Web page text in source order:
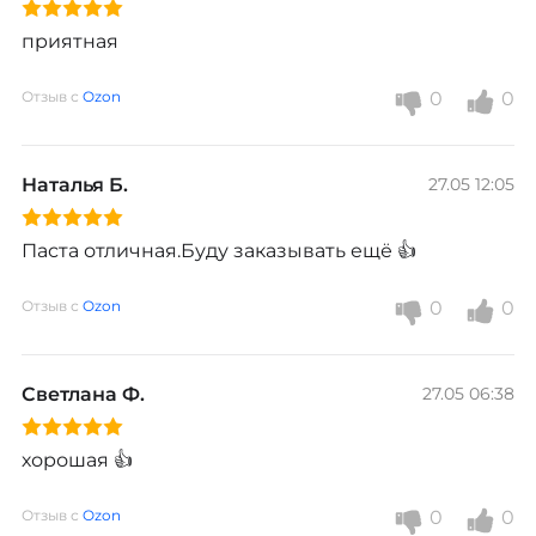
приятная
Отзыв с Ozon 0 0
Наталья Б. 27.05 12:05
Паста отличная.Буду заказывать ещё 👍
Отзыв с Ozon 0 0
Светлана Ф. 27.05 06:38
хорошая 👍
Отзыв с Ozon 0 0